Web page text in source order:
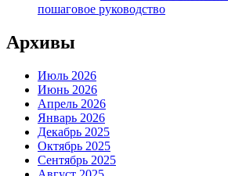
пошаговое руководство
Архивы
Июль 2026
Июнь 2026
Апрель 2026
Январь 2026
Декабрь 2025
Октябрь 2025
Сентябрь 2025